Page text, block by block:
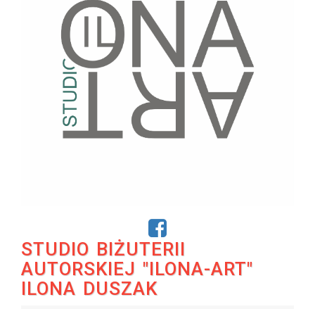
STUDIO BIŻUTERII
AUTORSKIEJ "ILONA-ART"
ILONA DUSZAK